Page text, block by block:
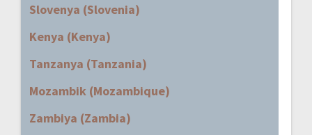
Slovenya (Slovenia)
Kenya (Kenya)
Tanzanya (Tanzania)
Mozambik (Mozambique)
Zambiya (Zambia)